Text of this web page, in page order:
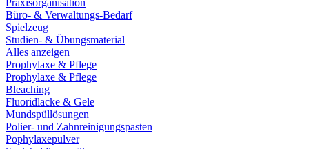
Praxisorganisation
Büro- & Verwaltungs-Bedarf
Spielzeug
Studien- & Übungsmaterial
Alles anzeigen
Prophylaxe & Pflege
Prophylaxe & Pflege
Bleaching
Fluoridlacke & Gele
Mundspüllösungen
Polier- und Zahnreinigungspasten
Pophylaxepulver